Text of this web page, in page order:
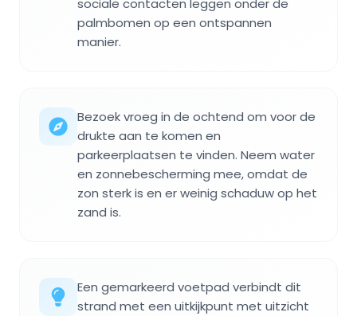
sociale contacten leggen onder de
palmbomen op een ontspannen
manier.
Bezoek vroeg in de ochtend om voor de
drukte aan te komen en
parkeerplaatsen te vinden. Neem water
en zonnebescherming mee, omdat de
zon sterk is en er weinig schaduw op het
zand is.
Een gemarkeerd voetpad verbindt dit
strand met een uitkijkpunt met uitzicht